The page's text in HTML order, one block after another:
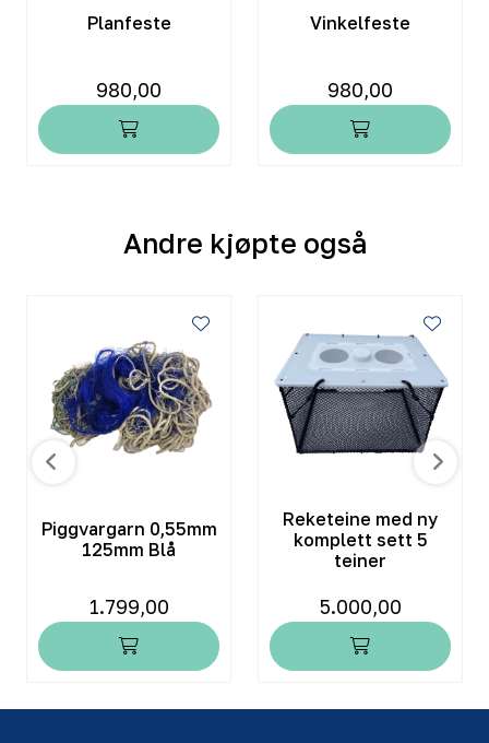
Planfeste
980,00
Vinkelfeste
980,00
Andre kjøpte også
Piggvargarn 0,55mm
125mm Blå
1.799,00
Reketeine med ny
komplett sett 5
teiner
5.000,00